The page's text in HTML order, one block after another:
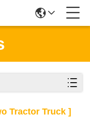
Tractor Truck ]